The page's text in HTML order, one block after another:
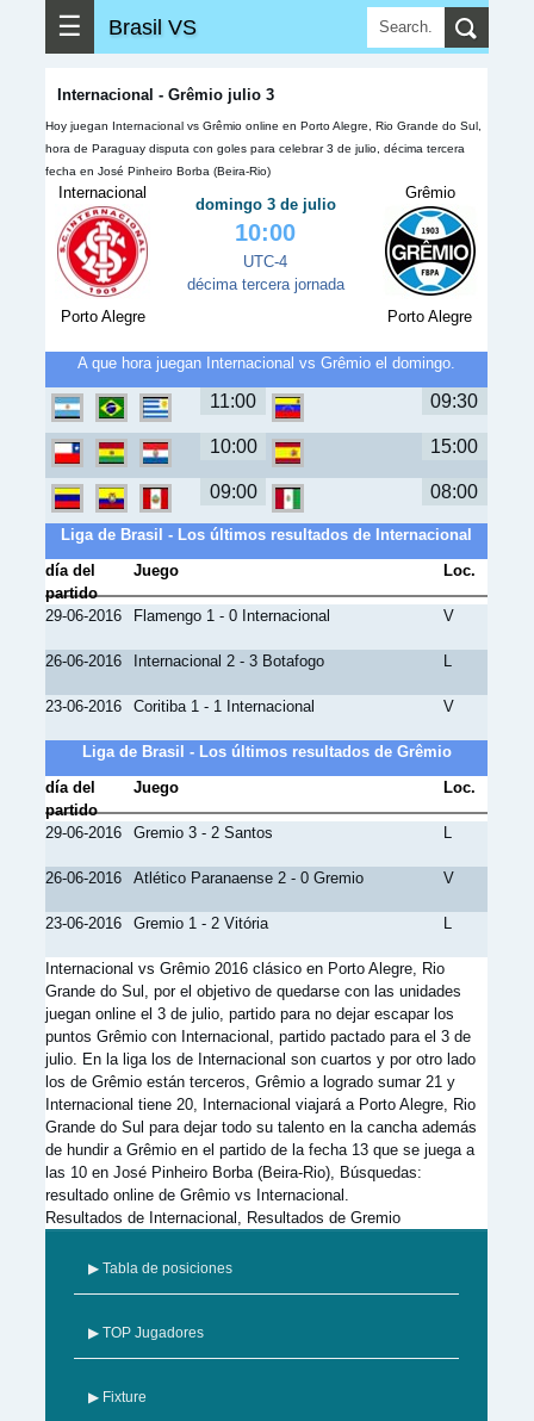
☰ Brasil VS
Internacional - Grêmio julio 3
Hoy juegan Internacional vs Grêmio online en Porto Alegre, Rio Grande do Sul,
hora de Paraguay disputa con goles para celebrar 3 de julio, décima tercera
fecha en José Pinheiro Borba (Beira-Rio)
Internacional
Porto Alegre
domingo 3 de julio
10:00
UTC-4
décima tercera jornada
Grêmio
Porto Alegre
A que hora juegan Internacional vs Grêmio el domingo.
11:00 09:30
10:00 15:00
09:00 08:00
Liga de Brasil - Los últimos resultados de Internacional
día del
partido
Juego Loc.
29-06-2016 Flamengo 1 - 0 Internacional V
26-06-2016 Internacional 2 - 3 Botafogo L
23-06-2016 Coritiba 1 - 1 Internacional V
Liga de Brasil - Los últimos resultados de Grêmio
día del
partido
Juego Loc.
29-06-2016 Gremio 3 - 2 Santos L
26-06-2016 Atlético Paranaense 2 - 0 Gremio V
23-06-2016 Gremio 1 - 2 Vitória L
Internacional vs Grêmio 2016 clásico en Porto Alegre, Rio
Grande do Sul, por el objetivo de quedarse con las unidades
juegan online el 3 de julio, partido para no dejar escapar los
puntos Grêmio con Internacional, partido pactado para el 3 de
julio. En la liga los de Internacional son cuartos y por otro lado
los de Grêmio están terceros, Grêmio a logrado sumar 21 y
Internacional tiene 20, Internacional viajará a Porto Alegre, Rio
Grande do Sul para dejar todo su talento en la cancha además
de hundir a Grêmio en el partido de la fecha 13 que se juega a
las 10 en José Pinheiro Borba (Beira-Rio), Búsquedas:
resultado online de Grêmio vs Internacional.
Resultados de Internacional, Resultados de Gremio
▶ Tabla de posiciones
▶ TOP Jugadores
▶ Fixture